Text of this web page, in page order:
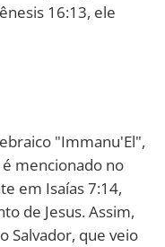
16:13, ele
"Immanu'El",
mencionado no
em Isaías 7:14,
de Jesus. Assim,
Salvador, que veio